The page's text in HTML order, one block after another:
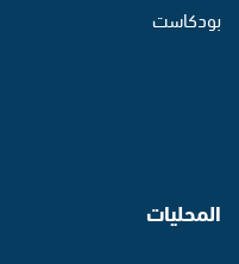
بودكاست
المحليات